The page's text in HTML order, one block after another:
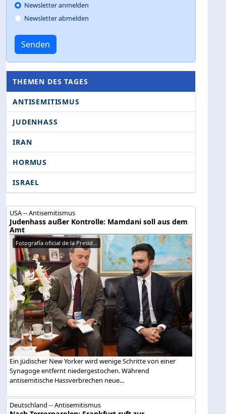
Newsletter anmelden
Newsletter abmelden
Senden
THEMEN DES TAGES
ANTISEMITISMUS
JUDENHASS
IRAN
HORMUS
ISRAEL
USA -- Antisemitismus
Judenhass außer Kontrolle: Mamdani soll aus dem
Amt
Fotografía oficial de la Presid...
Ein jüdischer New Yorker wird wenige Schritte von einer
Synagoge entfernt niedergestochen. Während
antisemitische Hassverbrechen neue...
Deutschland -- Antisemitismus